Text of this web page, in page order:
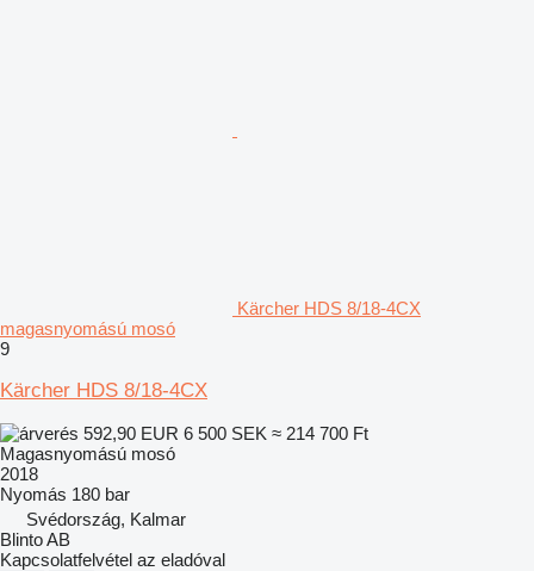
Kärcher HDS 8/18-4CX
magasnyomású mosó
9
Kärcher HDS 8/18-4CX
592,90 EUR 6 500 SEK ≈ 214 700 Ft
Magasnyomású mosó
2018
Nyomás 180 bar
Svédország, Kalmar
Blinto AB
Kapcsolatfelvétel az eladóval